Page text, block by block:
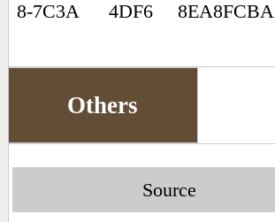
8-7C3A 4DF6 8EA8FCBA
Others
Source